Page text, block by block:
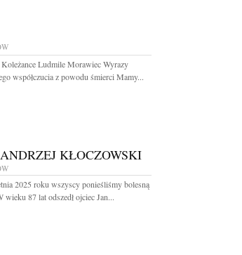
Ludmile Morawiec Wyrazy
współczucia z powodu śmierci Mamy...
KŁOCZOWSKI
2025 roku wszyscy ponieśliśmy bolesną
wieku 87 lat odszedł ojciec Jan...